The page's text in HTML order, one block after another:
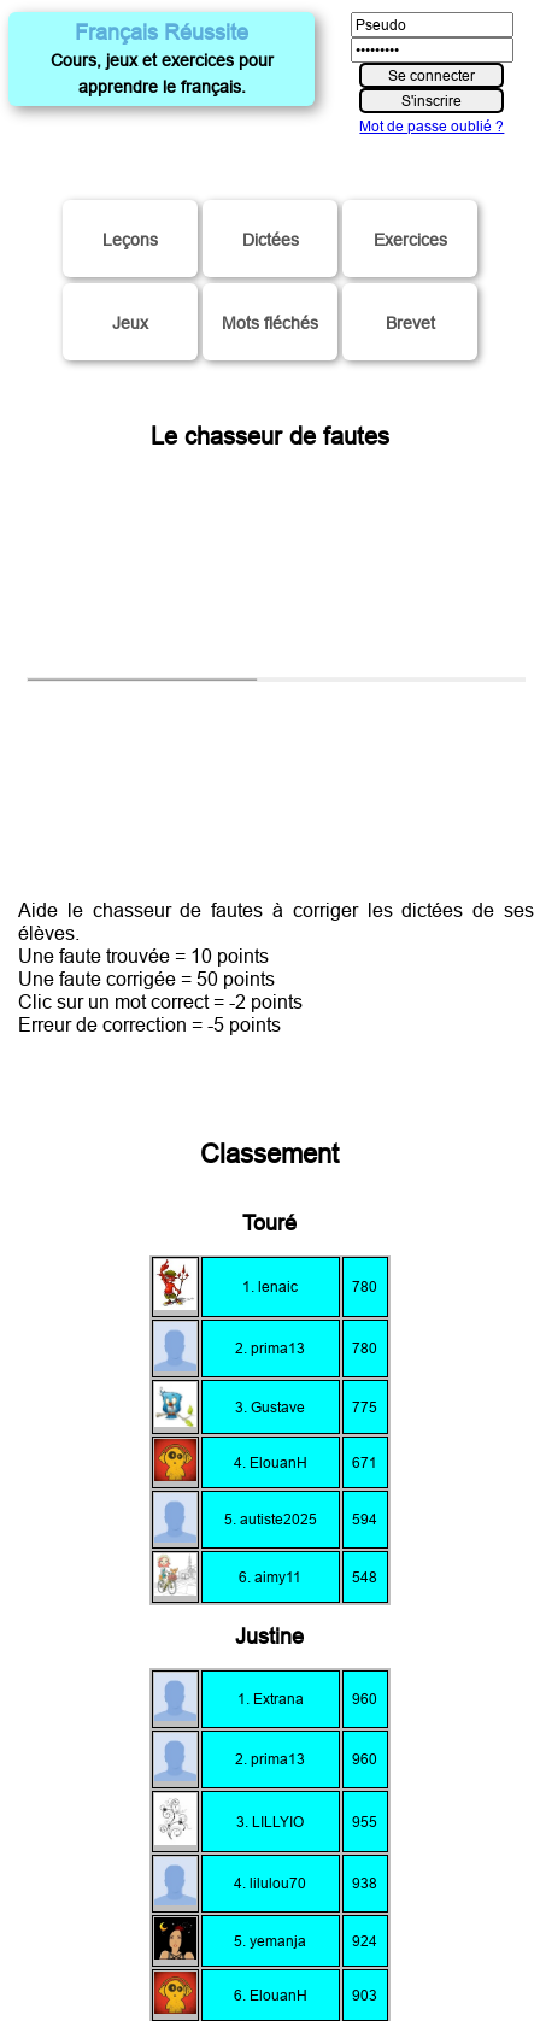
Français Réussite
Cours, jeux et exercices pour
apprendre le français.
Mot de passe oublié ?
Leçons Dictées Exercices
Jeux Mots fléchés Brevet
Le chasseur de fautes
Aide le chasseur de fautes à corriger les dictées de ses
élèves.
Une faute trouvée = 10 points
Une faute corrigée = 50 points
Clic sur un mot correct = -2 points
Erreur de correction = -5 points
Classement
Touré
1. lenaic 780
2. prima13 780
3. Gustave 775
4. ElouanH 671
5. autiste2025 594
6. aimy11 548
Justine
1. Extrana 960
2. prima13 960
3. LILLYIO 955
4. lilulou70 938
5. yemanja 924
6. ElouanH 903